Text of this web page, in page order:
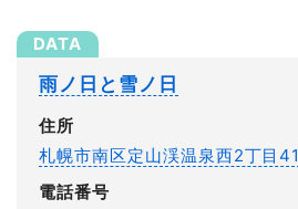
雨ノ日と雪ノ日
住所
札幌市南区定山渓温泉西2丁目41
電話番号